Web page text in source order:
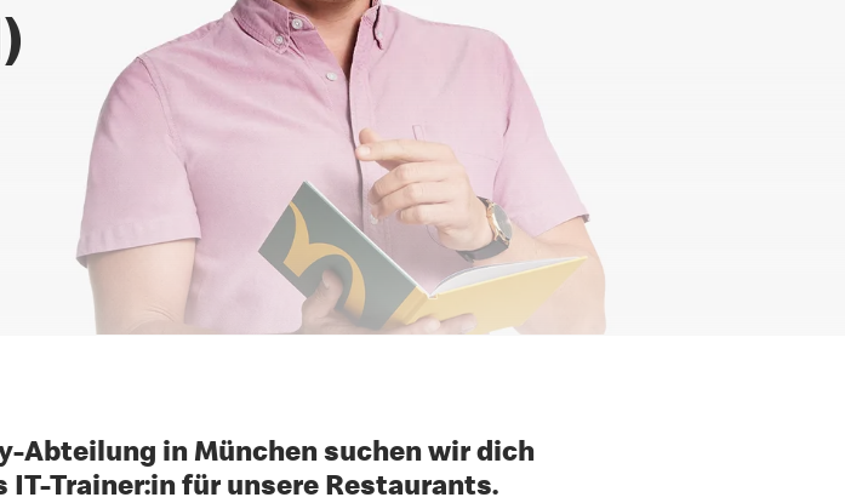
Abteilung in München suchen wir dich
Trainer:in für unsere Restaurants.